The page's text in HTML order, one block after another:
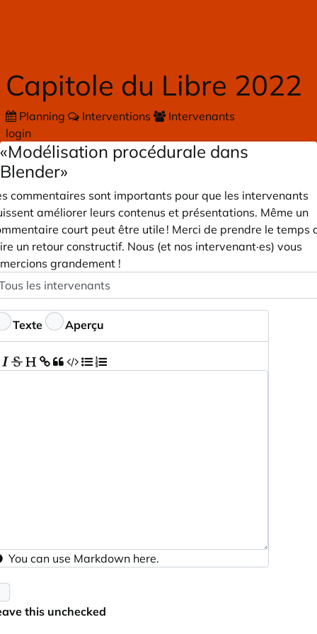
Capitole du Libre 2022
Planning Interventions
Intervenants
login
«Modélisation procédurale dans
Blender»
commentaires sont importants pour que les intervenants
améliorer leurs contenus et présentations. Même un
court peut être utile ! Merci de prendre le temps
un retour constructif. Nous (et nos intervenant·es) vous
grandement !
Texte Aperçu
You can use Markdown here.
this unchecked